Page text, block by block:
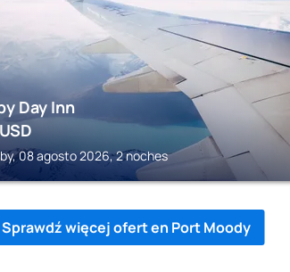
Day Inn
USD
08 agosto 2026, 2 noches
Sprawdź więcej ofert en Port Moody